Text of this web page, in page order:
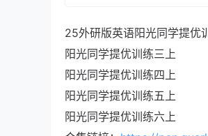
25外研版英语阳光同学提优
阳光同学提优训练三上
阳光同学提优训练四上
阳光同学提优训练五上
阳光同学提优训练六上